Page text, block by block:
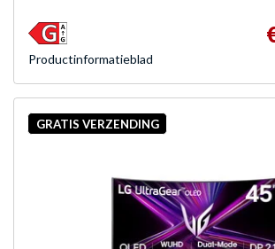
Product­informatieblad
GRATIS VERZENDING